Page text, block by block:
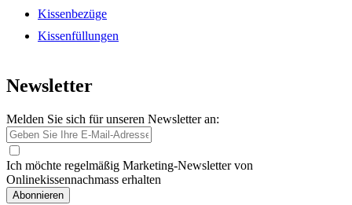
Kissenbezüge
Kissenfüllungen
Newsletter
Melden Sie sich für unseren Newsletter an:
Ich möchte regelmäßig Marketing-Newsletter von
Onlinekissennachmass erhalten
Abonnieren